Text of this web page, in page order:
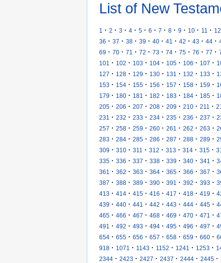
List of New
1 · 2 · 3 · 4 · 5 · 6 · 7 · 8 · 9 · 10 · 11 · 12
36 · 37 · 38 · 39 · 40 · 41 · 42 · 43 · 44 ·
69 · 70 · 71 · 72 · 73 · 74 · 75 · 76 · 77 ·
101
· 102 · 103 · 104 · 105 · 106 · 107 ·
127 · 128 · 129 · 130 · 131 · 132 · 133 ·
153 · 154 · 155 · 156 · 157 · 158 · 159 ·
179 · 180 · 181 · 182 · 183 · 184 · 185 ·
205 · 206 · 207 · 208 · 209 · 210 · 211 ·
231
· 232 · 233 · 234 · 235 · 236 · 237 ·
257 · 258 · 259 · 260 · 261 · 262 · 263 ·
283 · 284 · 285 · 286 · 287 · 288 · 289 ·
309 · 310 · 311 · 312 · 313 · 314 · 315 ·
335 · 336 · 337 · 338 · 339 · 340 · 341 ·
361
· 362 · 363 · 364 · 365 · 366 · 367 ·
387 · 388 · 389 · 390 · 391 · 392 · 393 ·
413 · 414 · 415 · 416 · 417 · 418 · 419 ·
439 · 440 · 441 · 442 · 443 · 444 · 445 ·
465 · 466 · 467 · 468 · 469 · 470 · 471 ·
491
· 492 · 493 · 494 · 495 · 496 · 497 ·
654 · 655 · 656 · 657 · 658 · 659 · 660 ·
918 · 1071 · 1143 · 1152 · 1241 · 1253 ·
2344 · 2423 · 2427 · 2437 · 2444 · 2445 ·